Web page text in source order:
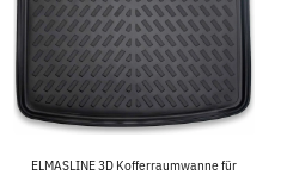
ELMASLINE 3D Kofferraumwanne für